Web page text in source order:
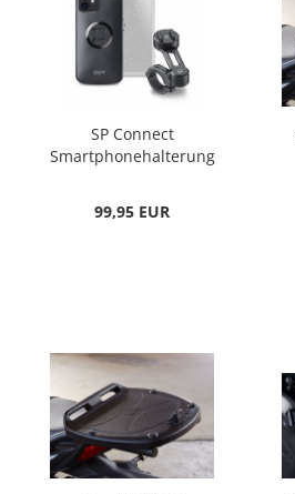
SP Connect
Smartphonehalterung
99,95 EUR